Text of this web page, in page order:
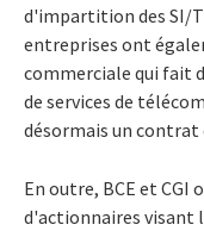
d'impartition des SI/
entreprises ont
commerciale qui fait
de services de
désormais un contrat
En outre, BCE et
d'actionnaires visant